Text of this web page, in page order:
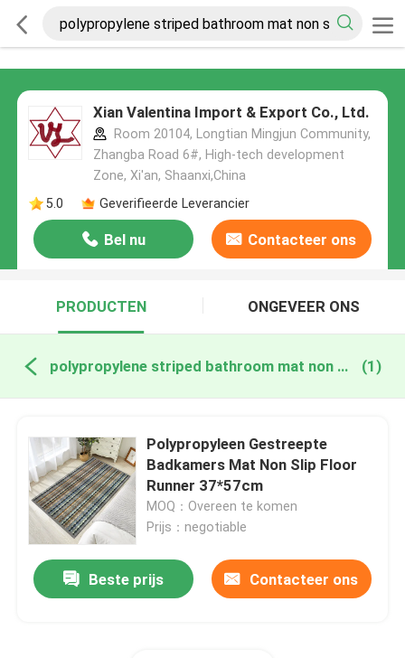
Xian Valentina Import & Export Co., Ltd.
Room 20104, Longtian Mingjun Community,
Zhangba Road 6#, High-tech development
Zone, Xi'an, Shaanxi,China
5.0
Geverifieerde Leverancier
Bel nu Contacteer ons
PRODUCTEN ONGEVEER ONS
polypropylene striped bathroom mat non slip online fabricage (1)
Polypropyleen Gestreepte
Badkamers Mat Non Slip Floor
Runner 37*57cm
MOQ：Overeen te komen
Prijs：negotiable
Beste prijs Contacteer ons